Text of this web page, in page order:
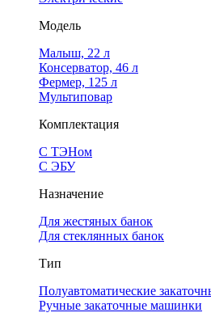
Модель
Малыш, 22 л
Консерватор, 46 л
Фермер, 125 л
Мультиповар
Комплектация
С ТЭНом
С ЭБУ
Назначение
Для жестяных банок
Для стеклянных банок
Тип
Полуавтоматические
Ручные закаточные машинки